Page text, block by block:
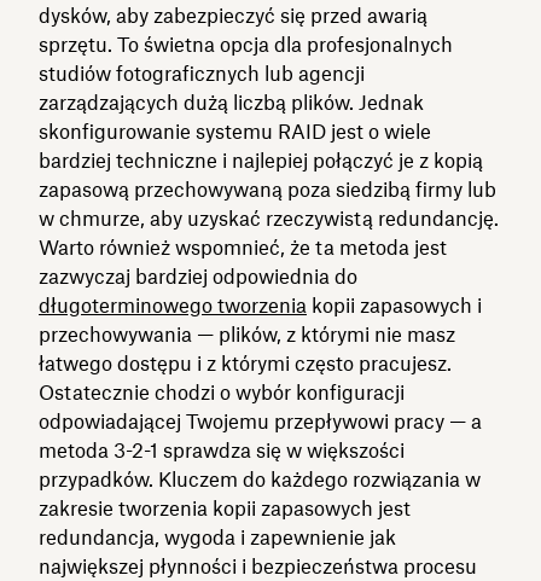
dysków, aby zabezpieczyć się przed awarią
sprzętu. To świetna opcja dla profesjonalnych
studiów fotograficznych lub agencji
zarządzających dużą liczbą plików. Jednak
skonfigurowanie systemu RAID jest o wiele
bardziej techniczne i najlepiej połączyć je z kopią
zapasową przechowywaną poza siedzibą firmy lub
w chmurze, aby uzyskać rzeczywistą redundancję.
Warto również wspomnieć, że ta metoda jest
zazwyczaj bardziej odpowiednia do
długoterminowego tworzenia kopii zapasowych i
przechowywania — plików, z którymi nie masz
łatwego dostępu i z którymi często pracujesz.
Ostatecznie chodzi o wybór konfiguracji
odpowiadającej Twojemu przepływowi pracy — a
metoda 3-2-1 sprawdza się w większości
przypadków. Kluczem do każdego rozwiązania w
zakresie tworzenia kopii zapasowych jest
redundancja, wygoda i zapewnienie jak
największej płynności i bezpieczeństwa procesu